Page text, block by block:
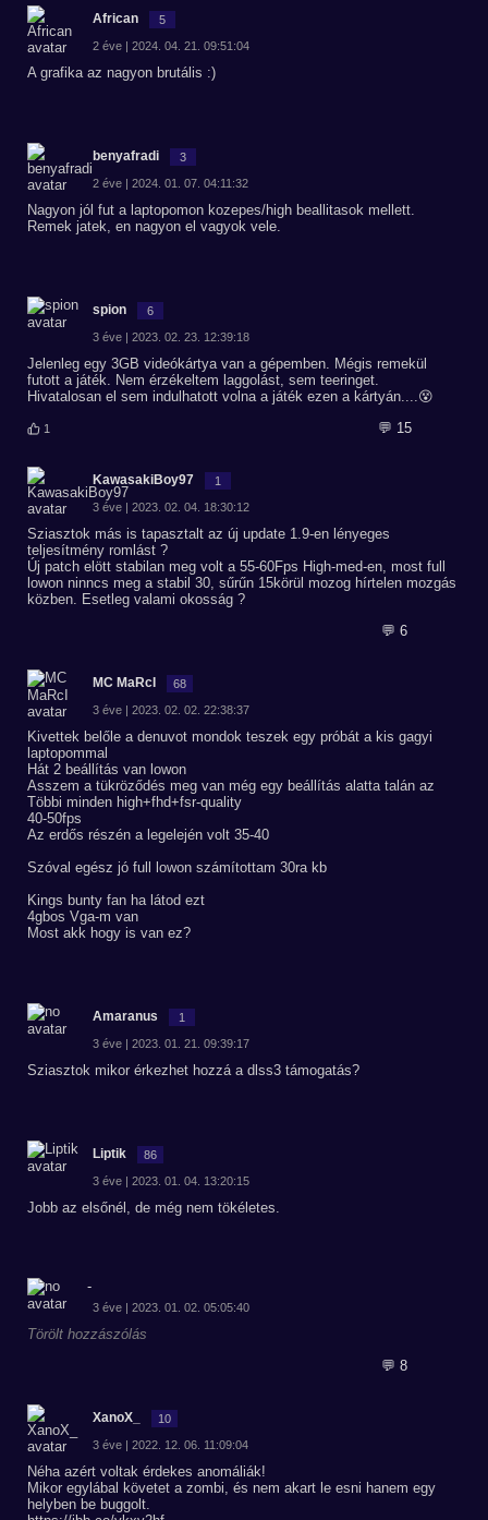
African 5
2 éve | 2024. 04. 21. 09:51:04
A grafika az nagyon brutális :)
benyafradi 3
2 éve | 2024. 01. 07. 04:11:32
Nagyon jól fut a laptopomon kozepes/high beallitasok mellett.
Remek jatek, en nagyon el vagyok vele.
spion 6
3 éve | 2023. 02. 23. 12:39:18
Jelenleg egy 3GB videókártya van a gépemben. Mégis remekül
futott a játék. Nem érzékeltem laggolást, sem teeringet.
Hivatalosan el sem indulhatott volna a játék ezen a kártyán....😵
1 💬 15
KawasakiBoy97 1
3 éve | 2023. 02. 04. 18:30:12
Sziasztok más is tapasztalt az új update 1.9-en lényeges
teljesítmény romlást ?
Új patch elött stabilan meg volt a 55-60Fps High-med-en, most full
lowon ninncs meg a stabil 30, sűrűn 15körül mozog hírtelen mozgás
közben. Esetleg valami okosság ?
💬 6
MC MaRcI 68
3 éve | 2023. 02. 02. 22:38:37
Kivettek belőle a denuvot mondok teszek egy próbát a kis gagyi
laptopommal
Hát 2 beállítás van lowon
Asszem a tükröződés meg van még egy beállítás alatta talán az
Többi minden high+fhd+fsr-quality
40-50fps
Az erdős részén a legelején volt 35-40
Szóval egész jó full lowon számítottam 30ra kb
Kings bunty fan ha látod ezt
4gbos Vga-m van
Most akk hogy is van ez?
Amaranus 1
3 éve | 2023. 01. 21. 09:39:17
Sziasztok mikor érkezhet hozzá a dlss3 támogatás?
Liptik 86
3 éve | 2023. 01. 04. 13:20:15
Jobb az elsőnél, de még nem tökéletes.
-
3 éve | 2023. 01. 02. 05:05:40
Törölt hozzászólás
💬 8
XanoX_ 10
3 éve | 2022. 12. 06. 11:09:04
Néha azért voltak érdekes anomáliák!
Mikor egylábal követet a zombi, és nem akart le esni hanem egy
helyben be buggolt.